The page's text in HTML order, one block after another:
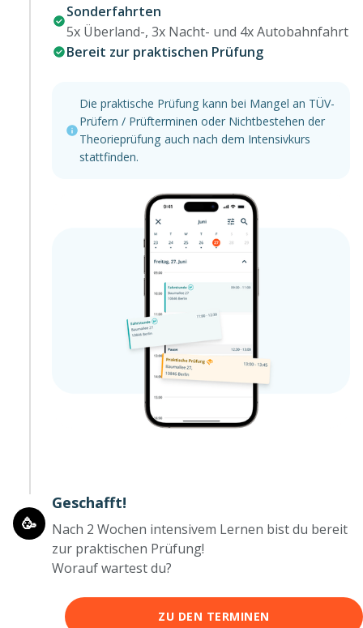
Sonderfahrten
5x Überland-, 3x Nacht- und 4x Autobahnfahrt
Bereit zur praktischen Prüfung
Die praktische Prüfung kann bei Mangel an TÜV-
Prüfern / Prüfterminen oder Nichtbestehen der
Theorieprüfung auch nach dem Intensivkurs
stattfinden.
🥳
Geschafft!
Nach 2 Wochen intensivem Lernen bist du bereit
zur praktischen Prüfung!
Worauf wartest du?
ZU DEN TERMINEN